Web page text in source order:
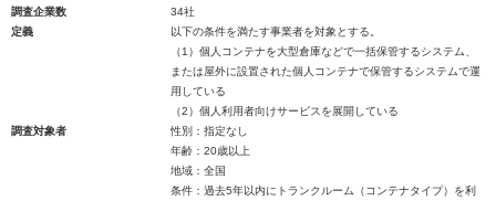
調査企業数
34社
定義
以下の条件を満たす事業者を対象とする。
（1）個人コンテナを大型倉庫などで一括保管するシステム、
または屋外に設置された個人コンテナで保管するシステムで運
用している
（2）個人利用者向けサービスを展開している
調査対象者
性別：指定なし
年齢：20歳以上
地域：全国
条件：過去5年以内にトランクルーム（コンテナタイプ）を利